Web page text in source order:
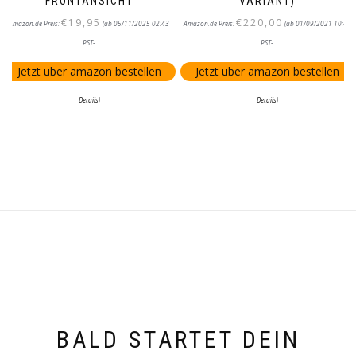
Amazon.de Preis:€19,95 (ab 05/11/2025 02:43
PST-
Jetzt über amazon bestellen
Details)
Amazon.de Preis:€220,00 (ab 01/09/2021 10:44
PST-
Jetzt über amazon bestellen
Details)
BALD STARTET DEIN